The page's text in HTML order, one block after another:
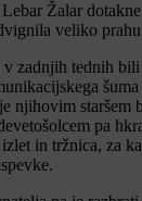
Žalar
veliko
v zadnjih tednih
šuma
njihovim staršem
pa
in tržnica, za